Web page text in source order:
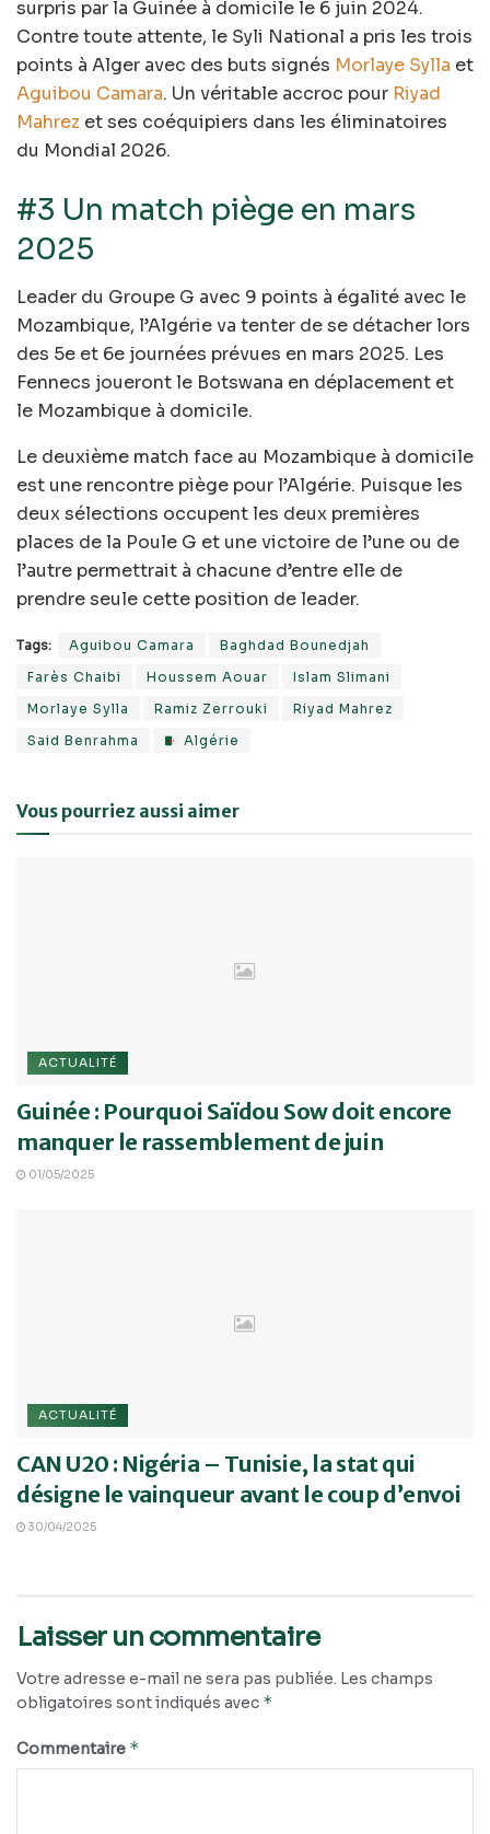
surpris par la Guinée à domicile le 6 juin 2024.
Contre toute attente, le Syli National a pris les trois
points à Alger avec des buts signés Morlaye Sylla et
Aguibou Camara. Un véritable accroc pour Riyad
Mahrez et ses coéquipiers dans les éliminatoires
du Mondial 2026.
#3 Un match piège en mars
2025
Leader du Groupe G avec 9 points à égalité avec le
Mozambique, l’Algérie va tenter de se détacher lors
des 5e et 6e journées prévues en mars 2025. Les
Fennecs joueront le Botswana en déplacement et
le Mozambique à domicile.
Le deuxième match face au Mozambique à domicile
est une rencontre piège pour l’Algérie. Puisque les
deux sélections occupent les deux premières
places de la Poule G et une victoire de l’une ou de
l’autre permettrait à chacune d’entre elle de
prendre seule cette position de leader.
Tags: Aguibou Camara
Baghdad Bounedjah
Farès Chaibi
Houssem Aouar
Islam Slimani
Morlaye Sylla
Ramiz Zerrouki
Riyad Mahrez
Said Benrahma
Algérie
Vous pourriez aussi aimer
ACTUALITÉ
Guinée : Pourquoi Saïdou Sow doit encore
manquer le rassemblement de juin
01/05/2025
ACTUALITÉ
CAN U20 : Nigéria – Tunisie, la stat qui
désigne le vainqueur avant le coup d’envoi
30/04/2025
Laisser un commentaire
Votre adresse e-mail ne sera pas publiée. Les champs
obligatoires sont indiqués avec *
Commentaire *